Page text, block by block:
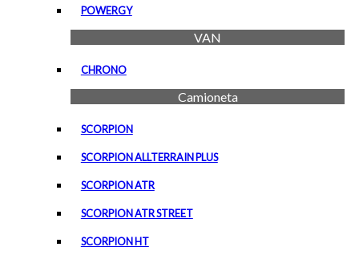
POWERGY
VAN
CHRONO
Camioneta
SCORPION
SCORPION ALLTERRAIN PLUS
SCORPION ATR
SCORPION ATR STREET
SCORPION HT